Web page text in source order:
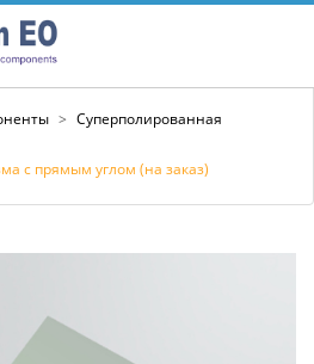
> Суперполированная
с прямым углом (на заказ)